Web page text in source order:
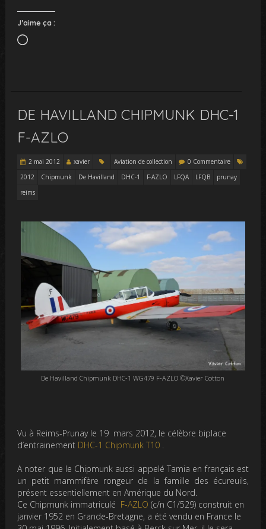
J’aime ça :
Chargement…
DE HAVILLAND CHIPMUNK DHC-1
F-AZLO
2 mai 2012 xavier Aviation de collection
0 Commentaire
2012
Chipmunk De Havilland DHC-1 F-AZLO LFQA LFQB
prunay
reims
De Havilland Chipmunk DHC-1 WG479 F-AZLO ©Xavier Cotton
Vu à Reims-Prunay le 19 mars 2012, le célèbre biplace
d’entrainement DHC-1 Chipmunk T10 .
A noter que le Chipmunk aussi appelé Tamia en français est
un petit mammifère rongeur de la famille des écureuils,
présent essentiellement en Amérique du Nord.
Ce Chipmunk immatriculé F-AZLO (c/n C1/529) construit en
janvier 1952 en Grande-Bretagne, a été vendu en France le